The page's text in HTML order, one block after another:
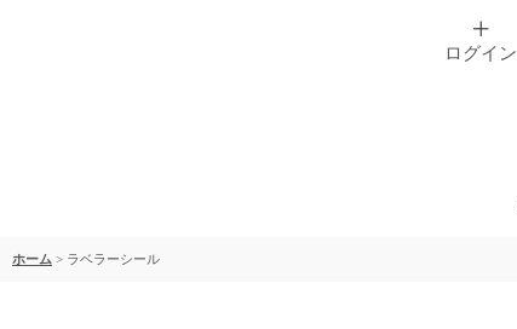
ログイン
ホーム > ラベラーシール